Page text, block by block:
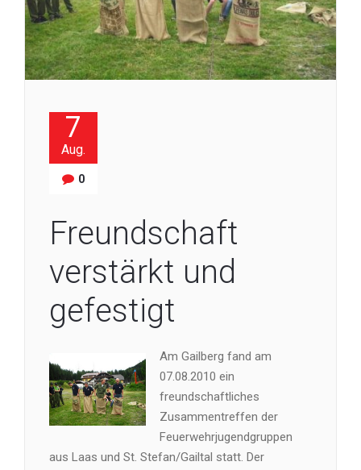
7
Aug.
0
Freundschaft
verstärkt und
gefestigt
Am Gailberg fand am
07.08.2010 ein
freundschaftliches
Zusammentreffen der
Feuerwehrjugendgruppen
aus Laas und St. Stefan/Gailtal statt. Der